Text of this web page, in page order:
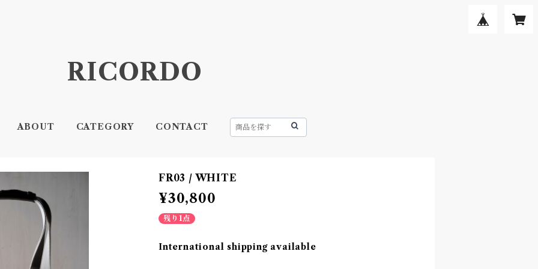
RICORDO
ABOUT CATEGORY CONTACT
FR03 / WHITE
¥30,800
残り1点
International shipping available